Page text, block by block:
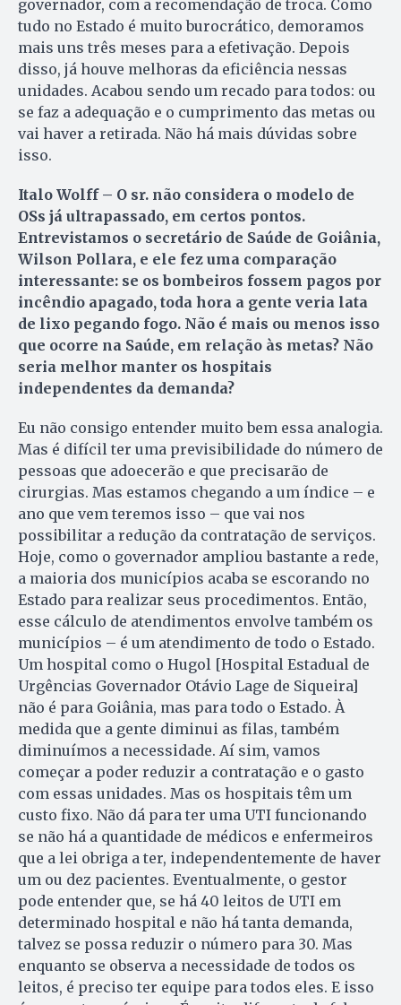
governador, com a recomendação de troca. Como
tudo no Estado é muito burocrático, demoramos
mais uns três meses para a efetivação. Depois
disso, já houve melhoras da eficiência nessas
unidades. Acabou sendo um recado para todos: ou
se faz a adequação e o cumprimento das metas ou
vai haver a retirada. Não há mais dúvidas sobre
isso.
Italo Wolff – O sr. não considera o modelo de
OSs já ultrapassado, em certos pontos.
Entrevistamos o secretário de Saúde de Goiânia,
Wilson Pollara, e ele fez uma comparação
interessante: se os bombeiros fossem pagos por
incêndio apagado, toda hora a gente veria lata
de lixo pegando fogo. Não é mais ou menos isso
que ocorre na Saúde, em relação às metas? Não
seria melhor manter os hospitais
independentes da demanda?
Eu não consigo entender muito bem essa analogia.
Mas é difícil ter uma previsibilidade do número de
pessoas que adoecerão e que precisarão de
cirurgias. Mas estamos chegando a um índice – e
ano que vem teremos isso – que vai nos
possibilitar a redução da contratação de serviços.
Hoje, como o governador ampliou bastante a rede,
a maioria dos municípios acaba se escorando no
Estado para realizar seus procedimentos. Então,
esse cálculo de atendimentos envolve também os
municípios – é um atendimento de todo o Estado.
Um hospital como o Hugol [Hospital Estadual de
Urgências Governador Otávio Lage de Siqueira]
não é para Goiânia, mas para todo o Estado. À
medida que a gente diminui as filas, também
diminuímos a necessidade. Aí sim, vamos
começar a poder reduzir a contratação e o gasto
com essas unidades. Mas os hospitais têm um
custo fixo. Não dá para ter uma UTI funcionando
se não há a quantidade de médicos e enfermeiros
que a lei obriga a ter, independentemente de haver
um ou dez pacientes. Eventualmente, o gestor
pode entender que, se há 40 leitos de UTI em
determinado hospital e não há tanta demanda,
talvez se possa reduzir o número para 30. Mas
enquanto se observa a necessidade de todos os
leitos, é preciso ter equipe para todos eles. E isso